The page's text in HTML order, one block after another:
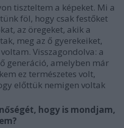
tiszteltem a képeket. Mi a
föl, hogy csak festőket
az öregeket, akik a
meg az ő gyerekeiket,
Visszagondolva: a
generáció, amelyben már
ez természetes volt,
előttük nemigen voltak
hogy is mondjam,